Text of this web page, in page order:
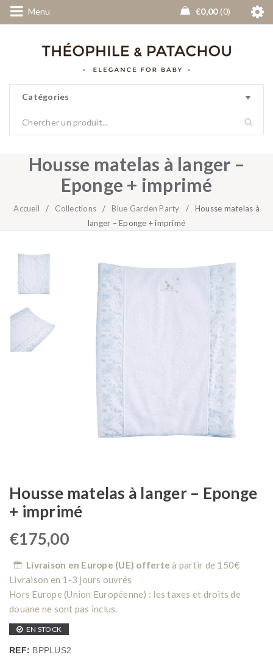
Menu €0,00 0
Catégories
Housse matelas à langer –
Eponge + imprimé
Accueil / Collections / Blue Garden Party /
Housse matelas à
langer – Eponge + imprimé
Housse matelas à langer – Eponge
+ imprimé
€175,00
Livraison en Europe (UE) offerte à partir de 150€
Livraison en 1-3 jours ouvrés
Hors Europe (Union Européenne) : les taxes et droits de
douane ne sont pas inclus.
EN STOCK
REF: BPPLUS2